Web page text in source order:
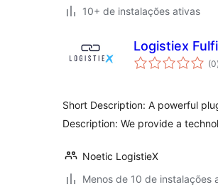
10+ de instalações ativas
Logistiex
(0)
Short Description: A powerful
Description: We provide a
Noetic LogistieX
Menos de 10 de instalações